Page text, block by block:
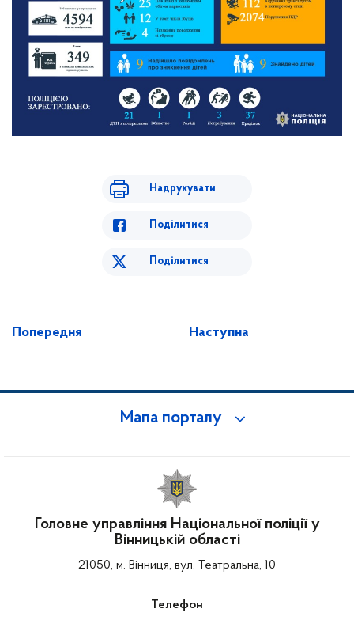
Надрукувати
Поділитися
Поділитися
Попередня Наступна
Мапа порталу
Головне управління Національної поліції у
Вінницькій області
21050, м. Вінниця, вул. Театральна, 10
Телефон